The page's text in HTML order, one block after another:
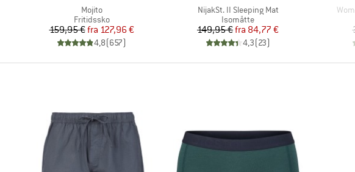
Artikel
Mojito
Produktgruppe
Fritidssko
Pris
159,95 € Nedsat pris
fra 127,96 €
4,8(657)
Artikel
NijakSt. II Sleeping Mat
Produktgruppe
Isomåtte
Pris
149,95 € Nedsat pris
fra 84,77 €
4,3(23)